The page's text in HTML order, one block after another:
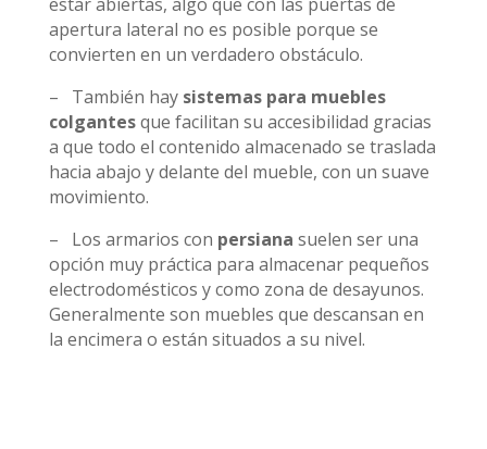
apertura lateral no es posible porque se
convierten en un verdadero obstáculo.
– También hay sistemas para muebles
colgantesque facilitan su accesibilidad gracias
a que todo el contenido almacenado se traslada
hacia abajo y delante del mueble, con un suave
movimiento.
– Los armarios con persiana suelen ser una
opción muy práctica para almacenar pequeños
electrodomésticos y como zona de desayunos.
Generalmente son muebles que descansan en
la encimera o están situados a su nivel.